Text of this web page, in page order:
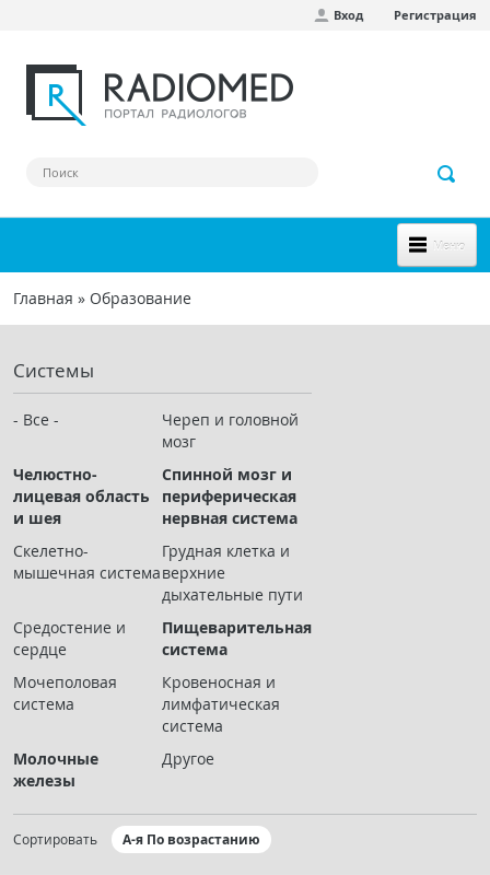
Вход Регистрация
Меню
НОВОЕ НА САЙТЕ
СООБЩЕСТВО
Клинические наблюдения
Чат RADIOMED
ОБРАЗОВАНИЕ
Интерактивные задания
Презентации
Публикации
Журнал "Лучевая диагностика и терапия"
Вы здесь
Главная » Образование
Системы
- Все -
Череп и головной
мозг
Челюстно-
лицевая область
и шея
Спинной мозг и
периферическая
нервная система
Скелетно-
мышечная система
Грудная клетка и
верхние
дыхательные пути
Средостение и
сердце
Пищеварительная
система
Мочеполовая
система
Кровеносная и
лимфатическая
система
Молочные
железы
Другое
Сортировать А-я По возрастанию